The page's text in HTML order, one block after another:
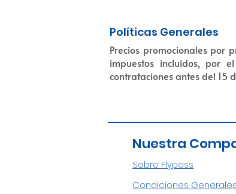
Políticas Generales
Precios promocionales por
impuestos incluidos, por
contrataciones antes del 15
Nuestra
Sobre Flypass
Condiciones Generales